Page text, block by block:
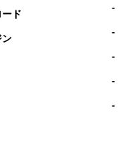
ド
ン